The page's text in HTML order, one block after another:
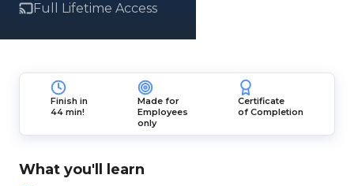
Full Lifetime Access
Finish in
44 min!
Made for
Employees
only
Certificate
of Completion
What you'll learn